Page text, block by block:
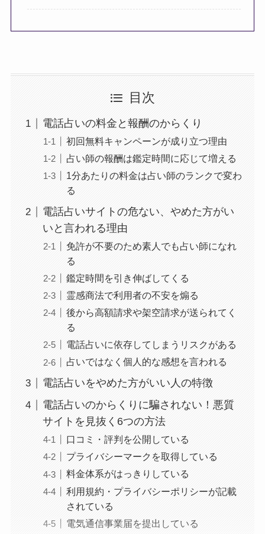
目次
電話占いの料金と報酬のからくり
初回無料キャンペーンが成り立つ理由
占い師の報酬は鑑定時間に応じて増える
1分あたりの料金は占い師のランクで変わ
る
電話占いサイトの危ない、やめた方がい
いと言われる理由
免許が不要のため素人でも占い師になれ
る
鑑定時間を引き伸ばしてくる
霊感商法で利用者の不安を煽る
後から高額請求や架空請求が送られてく
る
電話占いに依存してしまうリスクがある
占いではなく個人的な感想を言われる
電話占いをやめた方がいい人の特徴
電話占いのからくりに騙されない！悪質
サイトを見抜く6つの方法
口コミ・評判を公開している
プライバシーマークを取得している
料金体系がはっきりしている
利用規約・プライバシーポリシーが記載
されている
電気通信事業届を提出している